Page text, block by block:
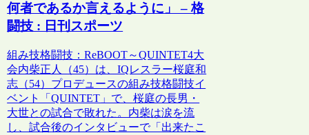
何者であるか言えるように」 – 格
闘技 : 日刊スポーツ
組み技格闘技：ReBOOT～QUINTET4大
会内柴正人（45）は、IQレスラー桜庭和
志（54）プロデュースの組み技格闘技イ
ベント「QUINTET」で、桜庭の長男・
大世との試合で敗れた。内柴は涙を流
し、試合後のインタビューで「出来たこ